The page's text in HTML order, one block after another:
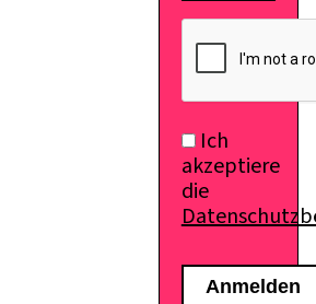
Ich
akzeptiere
die